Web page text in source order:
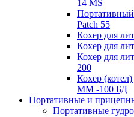
14 MS
Портативный
Patch 55
Кохер для
Кохер для
Кохер для
200
Кохер
MM -100 БД
Портативные и
Портативные